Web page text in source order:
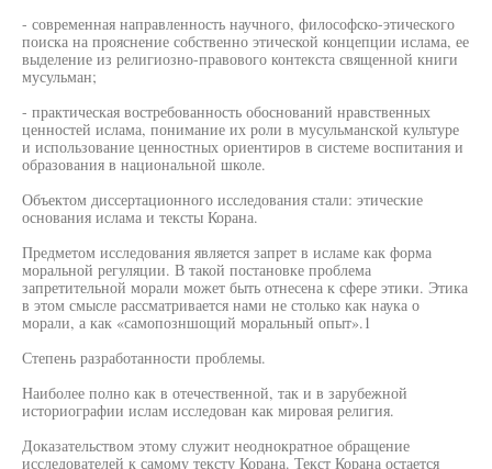
- современная направленность научного, философско-этического
поиска на прояснение собственно этической концепции ислама, ее
выделение из религиозно-правового контекста священной книги
мусульман;
- практическая востребованность обоснований нравственных
ценностей ислама, понимание их роли в мусульманской культуре
и использование ценностных ориентиров в системе воспитания и
образования в национальной школе.
Объектом диссертационного исследования стали: этические
основания ислама и тексты Корана.
Предметом исследования является запрет в исламе как форма
моральной регуляции. В такой постановке проблема
запретительной морали может быть отнесена к сфере этики. Этика
в этом смысле рассматривается нами не столько как наука о
морали, а как «самопозншощий моральный опыт».1
Степень разработанности проблемы.
Наиболее полно как в отечественной, так и в зарубежной
историографии ислам исследован как мировая религия.
Доказательством этому служит неоднократное обращение
исследователей к самому тексту Корана. Текст Корана остается